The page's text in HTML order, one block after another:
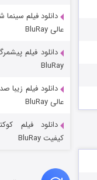
جادوگری در
دانلود فیلم
عالی BluRay
دانلود فیلم
BluRay
دانلود فیلم زیبا
عالی BluRay
دانلود فیلم
کیفیت BluRay